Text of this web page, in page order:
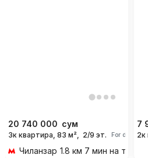
20 740 000 сум
3к квартира, 83 м², 2/9 эт. For days
Чиланзар 1.8 км 7 мин на
7
2к